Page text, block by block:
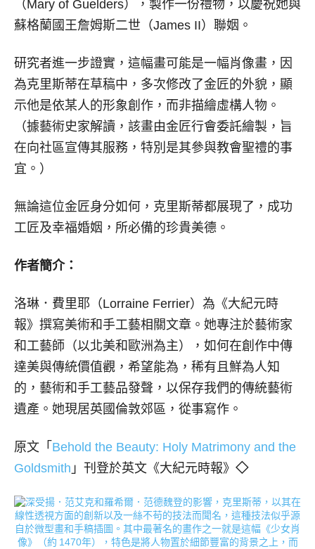
（Mary of Guelders），製作一份禮物，以慶祝她與
蘇格蘭國王詹姆斯二世（James II）聯姻。
研究者進一步證實，這幅畫可能是一幅肖像畫，因
為克里斯蒂在草稿中，多次修改了金匠的外貌，顯
示他是依某人的形象創作，而非描繪虛構人物。
（據藝術史家解讀，該畫由金匠行會委託繪製，旨
在向社區宣傳其服務，特別是其參與教會聖禮的事
宜。）
無論這位金匠身分如何，克里斯蒂都展現了，成功
工匠及幸福婚姻，所必備的珍貴美德。
作者簡介：
洛琳．費里耶（Lorraine Ferrier）為《大紀元時
報》撰寫美術和手工藝相關文章。她專注於藝術家
和工藝師（以北美和歐洲為主），如何在創作中傳
達美與傳統價值觀，希望能為，稀有且鮮為人知
的，藝術和手工藝品發聲，以保存我們的傳統藝術
遺產。她現居英國倫敦郊區，從事寫作。
原文「 Behold the Beauty: Holy Matrimony and the
Goldsmith 」刊登於英文《大紀元時報》 ◇